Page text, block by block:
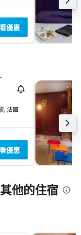
優惠
, 法國
優惠
他的住宿